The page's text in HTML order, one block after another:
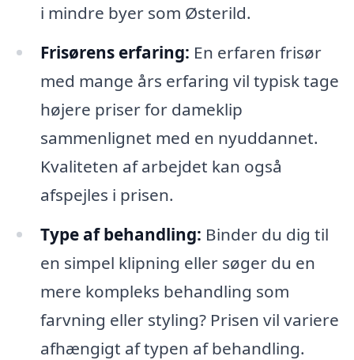
i mindre byer som Østerild.
Frisørens erfaring: En erfaren frisør
med mange års erfaring vil typisk tage
højere priser for dameklip
sammenlignet med en nyuddannet.
Kvaliteten af arbejdet kan også
afspejles i prisen.
Type af behandling: Binder du dig til
en simpel klipning eller søger du en
mere kompleks behandling som
farvning eller styling? Prisen vil variere
afhængigt af typen af behandling.